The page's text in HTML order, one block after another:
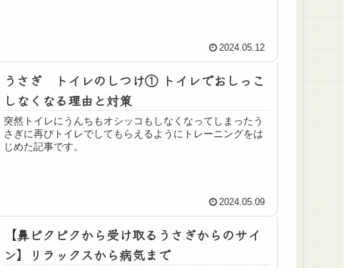
2024.05.12
うさぎ トイレのしつけ① トイレでおしっこ
しなくなる理由と対策
突然トイレにうんちもオシッコもしなくなってしまったう
さぎに再びトイレでしてもらえるようにトレーニングをは
じめた記事です。
2024.05.09
【鼻ピクピクから受け取るうさぎからのサイ
ン】リラックスから病気まで